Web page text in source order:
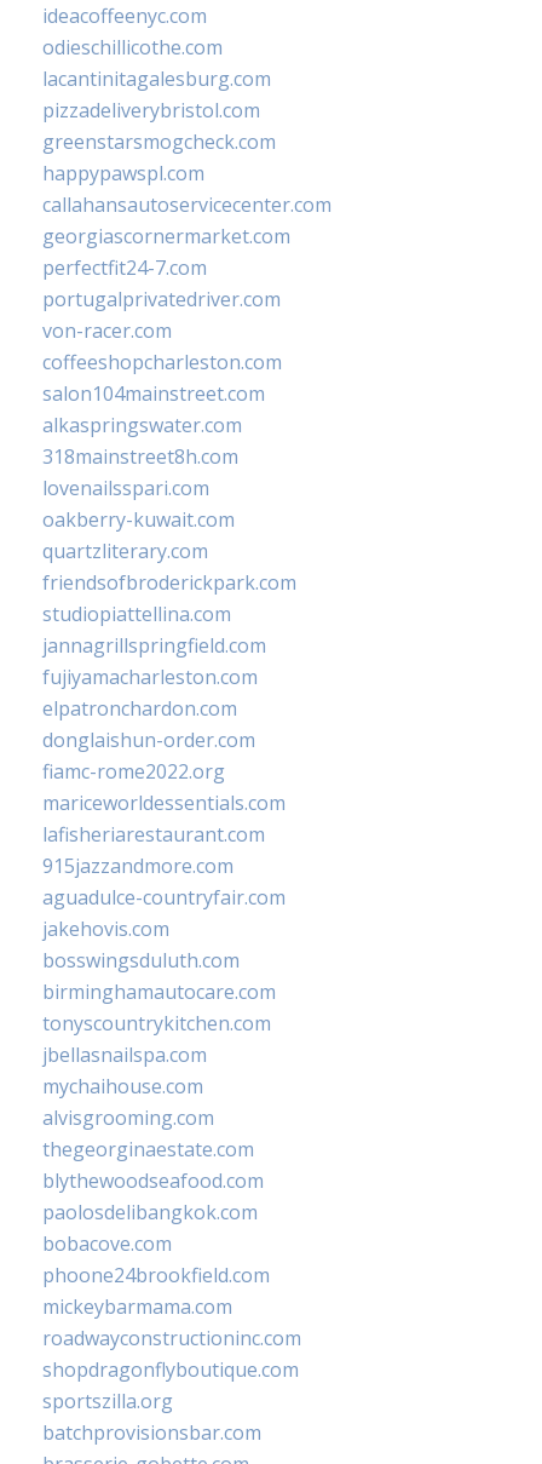
ideacoffeenyc.com
odieschillicothe.com
lacantinitagalesburg.com
pizzadeliverybristol.com
greenstarsmogcheck.com
happypawspl.com
callahansautoservicecenter.com
georgiascornermarket.com
perfectfit24-7.com
portugalprivatedriver.com
von-racer.com
coffeeshopcharleston.com
salon104mainstreet.com
alkaspringswater.com
318mainstreet8h.com
lovenailsspari.com
oakberry-kuwait.com
quartzliterary.com
friendsofbroderickpark.com
studiopiattellina.com
jannagrillspringfield.com
fujiyamacharleston.com
elpatronchardon.com
donglaishun-order.com
fiamc-rome2022.org
mariceworldessentials.com
lafisheriarestaurant.com
915jazzandmore.com
aguadulce-countryfair.com
jakehovis.com
bosswingsduluth.com
birminghamautocare.com
tonyscountrykitchen.com
jbellasnailspa.com
mychaihouse.com
alvisgrooming.com
thegeorginaestate.com
blythewoodseafood.com
paolosdelibangkok.com
bobacove.com
phoone24brookfield.com
mickeybarmama.com
roadwayconstructioninc.com
shopdragonflyboutique.com
sportszilla.org
batchprovisionsbar.com